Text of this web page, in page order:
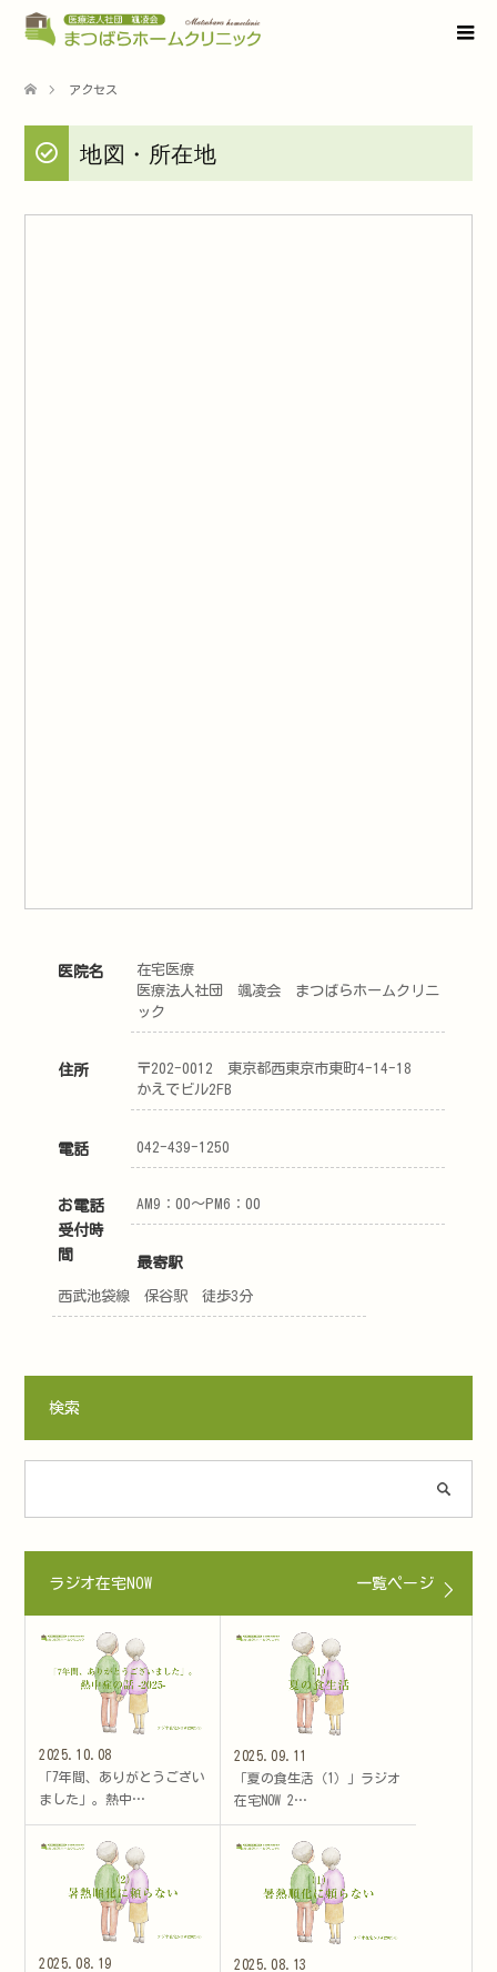
アクセス
地図・所在地
医院名
在宅医療
医療法人社団 颯凌会 まつばらホームクリニ
ック
住所
〒202-0012 東京都西東京市東町4-14-18
かえでビル2FB
電話 042-439-1250
お電話
受付時
間
AM9：00～PM6：00
最寄駅
西武池袋線 保谷駅 徒歩3分
検索
ラジオ在宅NOW 一覧ページ
2025.10.08
「7年間、ありがとうござい
ました」。熱中…
2025.09.11
「夏の食生活（1）」ラジオ
在宅NOW 2…
2025.08.19
2025.08.13